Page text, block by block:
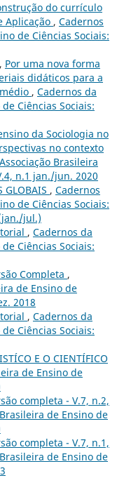
do currículo
Aplicação , Cadernos
de Ciências Sociais:
Por uma nova forma
didáticos para a
, Cadernos da
Ciências Sociais:
da Sociologia no
no contexto
Brasileira
n.1 jan./jun. 2020
GLOBAIS , Cadernos
de Ciências Sociais:
jul.)
, Cadernos da
Ciências Sociais:
Completa ,
de Ensino de
2018
, Cadernos da
Ciências Sociais:
E O CIENTÍFICO
de Ensino de
completa - V.7, n.2,
de Ensino de
completa - V.7, n.1,
de Ensino de